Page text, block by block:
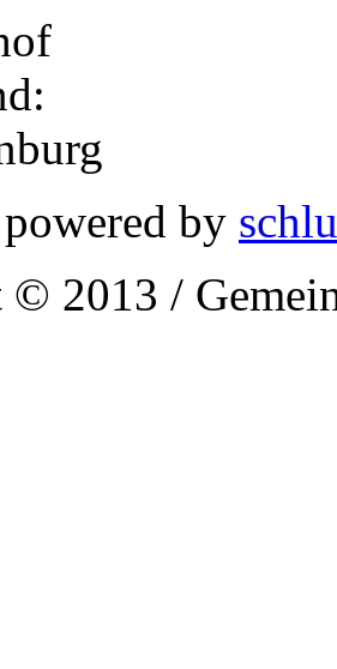
by
2013 /